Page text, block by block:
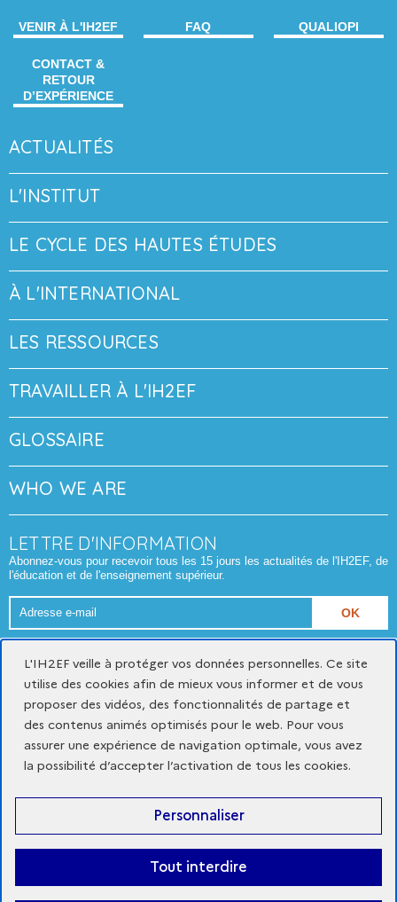
VENIR À L'IH2EF FAQ QUALIOPI
CONTACT &
RETOUR
D’EXPÉRIENCE
ACTUALITÉS
L'INSTITUT
LE CYCLE DES HAUTES ÉTUDES
À L'INTERNATIONAL
LES RESSOURCES
TRAVAILLER À L'IH2EF
GLOSSAIRE
WHO WE ARE
LETTRE D'INFORMATION
Abonnez-vous pour recevoir tous les 15 jours les actualités de l'IH2EF, de
l'éducation et de l'enseignement supérieur.
Adresse
e-
Gestion des cookies
Accessibilité du site : partiellement conforme
© Institut des hautes études de l'éducation et de la formation
x
youtube
-
fenêtre
linkedin
L'IH2EF veille à protéger vos données personnelles. Ce site
utilise des cookies afin de mieux vous informer et de vous
proposer des vidéos, des fonctionnalités de partage et
des contenus animés optimisés pour le web. Pour vous
assurer une expérience de navigation optimale, vous avez
la possibilité d’accepter l’activation de tous les cookies.
Tout interdire
Personnaliser